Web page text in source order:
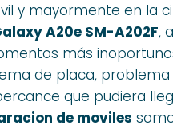
y mayormente en la
A20e SM-A202F,
más
de placa, problema
que pudiera
de moviles